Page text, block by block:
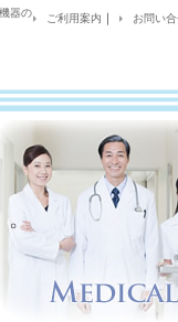
器の
ご利用案内 ｜ お問い